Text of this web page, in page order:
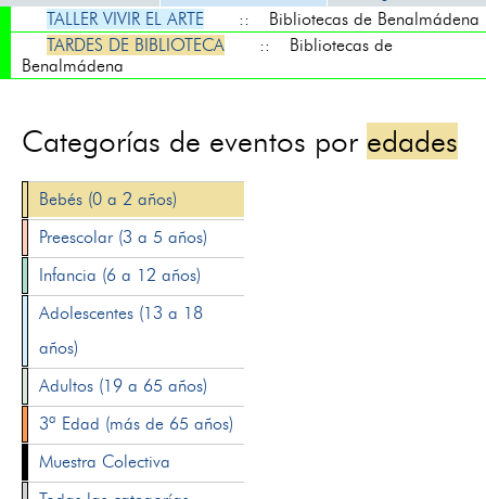
TALLER VIVIR EL ARTE
:: Bibliotecas de Benalmádena
TARDES DE BIBLIOTECA
:: Bibliotecas de
Benalmádena
Categorías de eventos por edades
Bebés (0 a 2 años)
Preescolar (3 a 5 años)
Infancia (6 a 12 años)
Adolescentes (13 a 18
años)
Adultos (19 a 65 años)
3ª Edad (más de 65 años)
Muestra Colectiva